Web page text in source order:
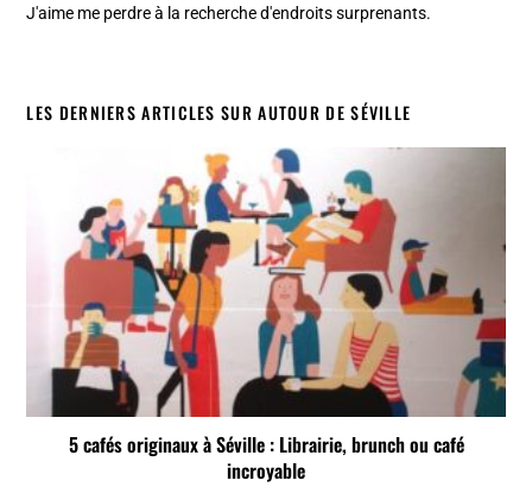
J'aime me perdre à la recherche d'endroits surprenants.
LES DERNIERS ARTICLES SUR AUTOUR DE SÉVILLE
5 cafés originaux à Séville : Librairie, brunch ou café
incroyable